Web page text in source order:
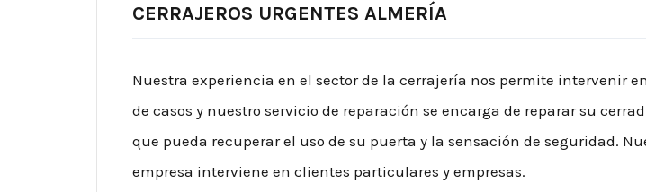
CERRAJEROS URGENTES ALMERÍA
Nuestra experiencia en el sector de la cerrajería nos permite intervenir
de casos y nuestro servicio de reparación se encarga de reparar su
que pueda recuperar el uso de su puerta y la sensación de seguridad.
empresa interviene en clientes particulares y empresas.